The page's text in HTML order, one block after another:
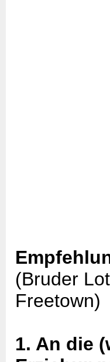
(Bruder
Freetown)
1. An die